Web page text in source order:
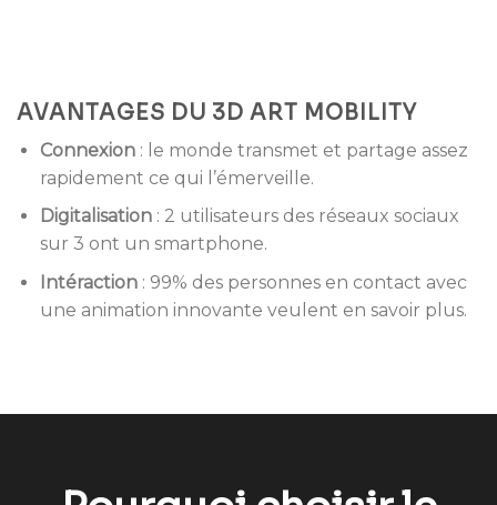
AVANTAGES DU 3D ART MOBILITY
Connexion: le monde transmet et partage assez
rapidement ce qui l’émerveille.
Digitalisation: 2 utilisateurs des réseaux sociaux
sur 3 ont un smartphone.
Intéraction: 99% des personnes en contact avec
une animation innovante veulent en savoir plus.